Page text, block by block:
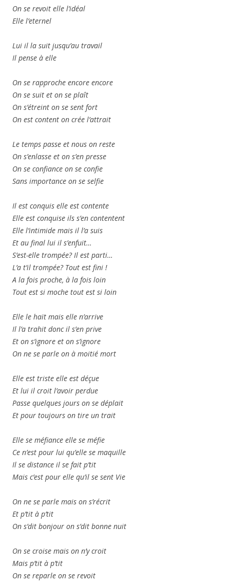
On se revoit elle l’idéal
Elle l’eternel
Lui il la suit jusqu’au travail
Il pense à elle
On se rapproche encore encore
On se suit et on se plaît
On s’étreint on se sent fort
On est content on crée l’attrait
Le temps passe et nous on reste
On s’enlasse et on s’en presse
On se confiance on se confie
Sans importance on se selfie
Il est conquis elle est contente
Elle est conquise ils s’en contentent
Elle l’intimide mais il l’a suis
Et au final lui il s’enfuit…
S’est-elle trompée? Il est parti…
L’a t’il trompée? Tout est fini !
A la fois proche, à la fois loin
Tout est si moche tout est si loin
Elle le haït mais elle n’arrive
Il l’a trahit donc il s’en prive
Et on s’ignore et on s’ignore
On ne se parle on à moitié mort
Elle est triste elle est déçue
Et lui il croit l’avoir perdue
Passe quelques jours on se déplait
Et pour toujours on tire un trait
Elle se méfiance elle se méfie
Ce n’est pour lui qu’elle se maquille
Il se distance il se fait p’tit
Mais c’est pour elle qu’il se sent Vie
On ne se parle mais on s’récrit
Et p’tit à p’tit
On s’dit bonjour on s’dit bonne nuit
On se croise mais on n’y croit
Mais p’tit à p’tit
On se reparle on se revoit